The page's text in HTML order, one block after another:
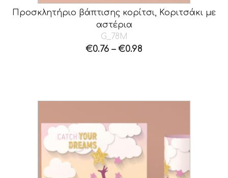
Προσκλητήριο βάπτισης κορίτσι, Κοριτσάκι με
αστέρια
G_78M
€0.76 – €0.98